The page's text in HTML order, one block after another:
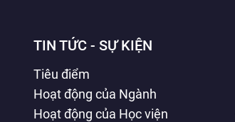
TIN TỨC - SỰ KIỆN
Tiêu điểm
Hoạt động của Ngành
Hoạt động của Học viện